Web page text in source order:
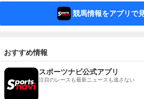
競馬情報をアプリで
おすすめ情報
スポーツナビ公式アプリ
注目のレースも最新ニュースも逃さない